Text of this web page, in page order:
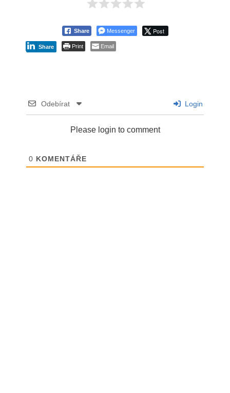
Share Messenger Post
Share Print Email
Odebírat Login
Please login to comment
0 KOMENTÁŘE